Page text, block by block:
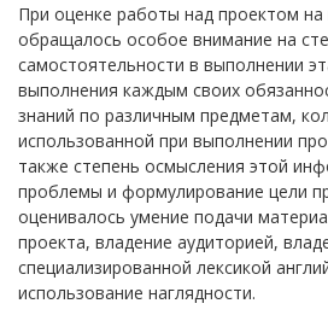
При оценке работы над проектом на
обращалось особое внимание на
самостоятельности в выполнении
выполнения каждым своих
знаний по различным предметам,
использованной при выполнении
также степень осмысления этой
проблемы и формулирование цели
оценивалось умение подачи
проекта, владение аудиторией,
специализированной лексикой
использование наглядности.